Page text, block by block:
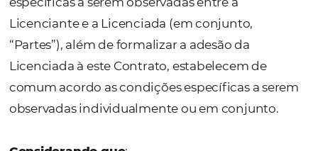
doravante denominada “Licenciada”,
“Contratante”, que através da assinatura de
de Adesão, Aceite de Proposta ou
online, ficando as Partes vinculadas às
específicas a serem observadas entre a